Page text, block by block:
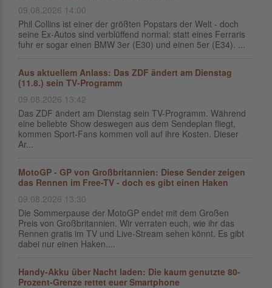
09.08.2026 14:00
Phil Collins ist einer der größten Popstars der Welt - doch
seine Ex-Autos sind verblüffend normal: statt eines Ferraris
fuhr er sogar einen BMW 3er (E30) und einen 5er (E34). ...
Aus aktuellem Anlass: Das ZDF ändert am Dienstag
(11.8.) sein TV-Programm
09.08.2026 13:42
Das ZDF ändert am Dienstag sein TV-Programm. Während
eine beliebte Show deswegen aus dem Sendeplan fliegt,
kommen Sport-Fans kommen voll auf ihre Kosten. Dieser
Ar...
MotoGP - GP von Großbritannien: Diese Sender zeigen
das Rennen im Free-TV - doch es gibt einen Haken
09.08.2026 13:30
Die Sommerpause der MotoGP endet mit dem Großen
Preis von Großbritannien. Wir verraten euch, wie ihr das
Rennen gratis im TV und Live-Stream sehen könnt. Es gibt
dabei nur einen Haken....
Handy-Akku über Nacht laden: Die kaum genutzte 80-
Prozent-Grenze rettet euer Smartphone